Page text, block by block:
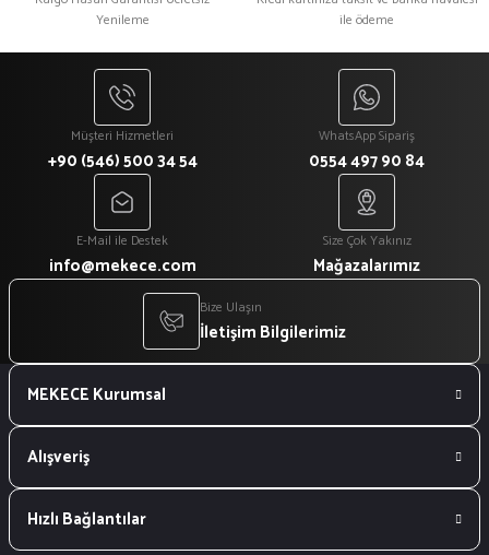
₺ 918
Yenileme
ile ödeme
Müşteri Hizmetleri
+90 (546) 500 34 54
WhatsApp Sipariş
0554 497 90 84
E-Mail ile Destek
info@mekece.com
Size Çok Yakınız
Mağazalarımız
Bize Ulaşın
İletişim Bilgilerimiz
MEKECE Kurumsal
Alışveriş
Hızlı Bağlantılar